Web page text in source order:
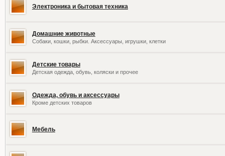
Электроника и бытовая техника
Домашние животные
Собаки, кошки, рыбки. Аксессуары, игрушки, клетки
Детские товары
Детская одежда, обувь, коляски и прочее
Одежда, обувь и аксессуары
Кроме детских товаров
Мебель